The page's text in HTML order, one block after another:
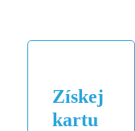
Získej
kartu